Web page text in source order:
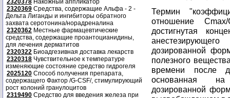
2320378 Накожный аппликатор
2320369 Средства, содержащие Альфа - 2 -
Дельта Лиганды и ингибиторы обратного
захвата серотонина/норадреналина
2320362 Местные фармацевтические
средства, содержащие проантоцианидины,
для лечения дерматитов
2320322 Биоадгезивная доставка лекарств
2320318 Чувствительное к температуре
изменяющие состояние средство гидрогеля
2025120 Способ получения препарата,
содержащего Фактор /G-CSF/, стимулирующий
рост колоний гранулоцитов
2319490 Средство для введения железа при
Термин
отношение
достигнутая
дозированной
полезного
времени после
основанная на
дозированной